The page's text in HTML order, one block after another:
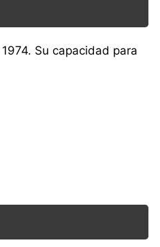
Su capacidad para